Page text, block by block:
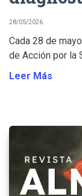
28/05/2026
Cada 28 de
de Acción por la
Leer Más